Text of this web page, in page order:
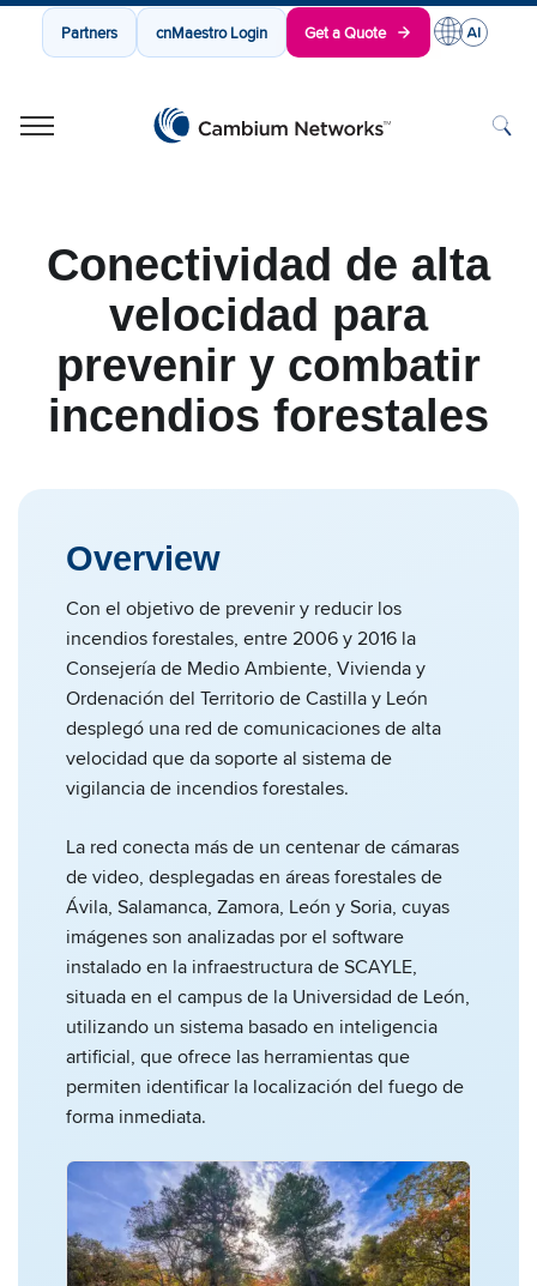
Partners cnMaestro Login Get a Quote
Conectividad de alta
velocidad para
prevenir y combatir
incendios forestales
Overview
Con el objetivo de prevenir y reducir los
incendios forestales, entre 2006 y 2016 la
Consejería de Medio Ambiente, Vivienda y
Ordenación del Territorio de Castilla y León
desplegó una red de comunicaciones de alta
velocidad que da soporte al sistema de
vigilancia de incendios forestales.
La red conecta más de un centenar de cámaras
de video, desplegadas en áreas forestales de
Ávila, Salamanca, Zamora, León y Soria, cuyas
imágenes son analizadas por el software
instalado en la infraestructura de SCAYLE,
situada en el campus de la Universidad de León,
utilizando un sistema basado en inteligencia
artificial, que ofrece las herramientas que
permiten identificar la localización del fuego de
forma inmediata.